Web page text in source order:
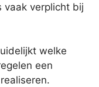
vaak verplicht bij
welke
een